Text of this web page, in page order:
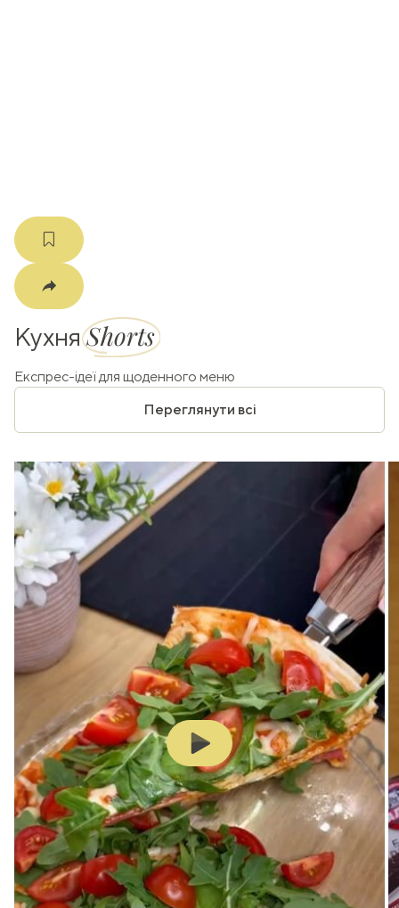
КухняShorts
Експрес-ідеї для щоденного меню
Переглянути всі
Play